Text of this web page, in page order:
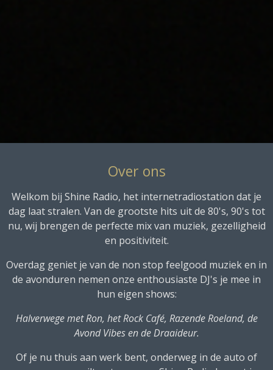
Over ons
Welkom bij Shine Radio, het internetradiostation dat je
dag laat stralen. Van de grootste hits uit de 80's, 90's tot
nu, wij brengen de perfecte mix van muziek, gezelligheid
en positiviteit.
Overdag geniet je van de non stop feelgood muziek en in
de avonduren nemen onze enthousiaste DJ's je mee in
hun eigen shows:
Halverwege met Ron, het Rock Café, Razende Roeland, de
Avond Vibes en de Draaideur.
Of je nu thuis aan werk bent, onderweg in de auto of